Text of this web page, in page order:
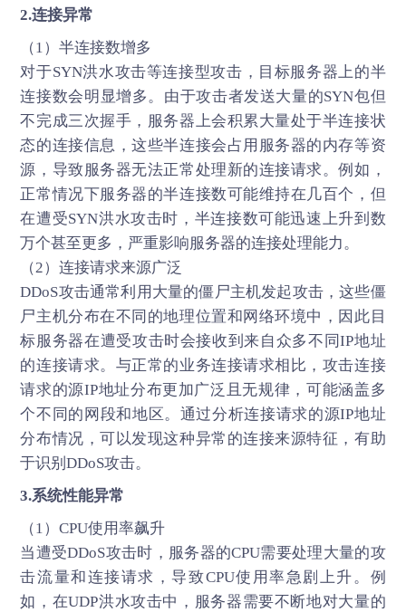
2.连接异常
（1）半连接数增多
对于SYN洪水攻击等连接型攻击，目标服务器上的半
连接数会明显增多。由于攻击者发送大量的SYN包但
不完成三次握手，服务器上会积累大量处于半连接状
态的连接信息，这些半连接会占用服务器的内存等资
源，导致服务器无法正常处理新的连接请求。例如，
正常情况下服务器的半连接数可能维持在几百个，但
在遭受SYN洪水攻击时，半连接数可能迅速上升到数
万个甚至更多，严重影响服务器的连接处理能力。
（2）连接请求来源广泛
DDoS攻击通常利用大量的僵尸主机发起攻击，这些僵
尸主机分布在不同的地理位置和网络环境中，因此目
标服务器在遭受攻击时会接收到来自众多不同IP地址
的连接请求。与正常的业务连接请求相比，攻击连接
请求的源IP地址分布更加广泛且无规律，可能涵盖多
个不同的网段和地区。通过分析连接请求的源IP地址
分布情况，可以发现这种异常的连接来源特征，有助
于识别DDoS攻击。
3.系统性能异常
（1）CPU使用率飙升
当遭受DDoS攻击时，服务器的CPU需要处理大量的攻
击流量和连接请求，导致CPU使用率急剧上升。例
如，在UDP洪水攻击中，服务器需要不断地对大量的